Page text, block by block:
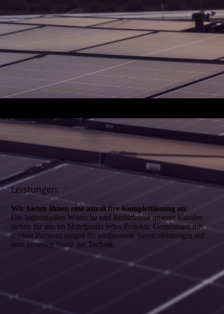
Leistungen:
Wir bieten Ihnen eine attraktive Komplettlösung an.
Die individuellen Wünsche und Bedürfnisse unserer Kunden
stehen für uns im Mittelpunkt jedes Projekts. Gemeinsam mit
starken Partnern sorgen für umfassende Serviceleistungen auf
dem neuesten Stand der Technik.